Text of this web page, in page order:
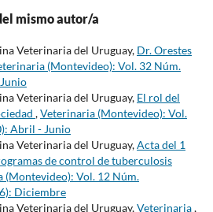
mismo autor/a
Veterinaria del Uruguay, Dr. Orestes
(Montevideo): Vol. 32 Núm.
Veterinaria del Uruguay, El rol del
,Veterinaria (Montevideo): Vol.
Abril - Junio
Veterinaria del Uruguay,Acta del 1
de control de tuberculosis
(Montevideo): Vol. 12 Núm.
Diciembre
Veterinaria del Uruguay,Veterinaria,